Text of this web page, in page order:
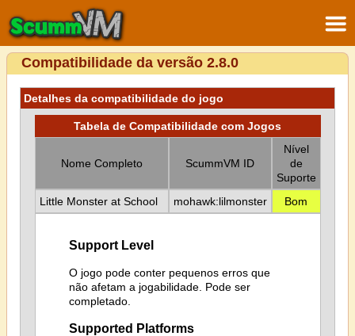
Compatibilidade da versão 2.8.0
Detalhes da compatibilidade do jogo
Tabela de Compatibilidade com Jogos
Nome Completo ScummVM ID
Nível
de
Suporte
Little Monster at School
mohawk:lilmonster Bom
Support Level
O jogo pode conter pequenos erros que
não afetam a jogabilidade. Pode ser
completado.
Supported Platforms